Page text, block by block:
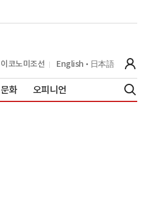
이코노미조선 English 日本語
문화 오피니언